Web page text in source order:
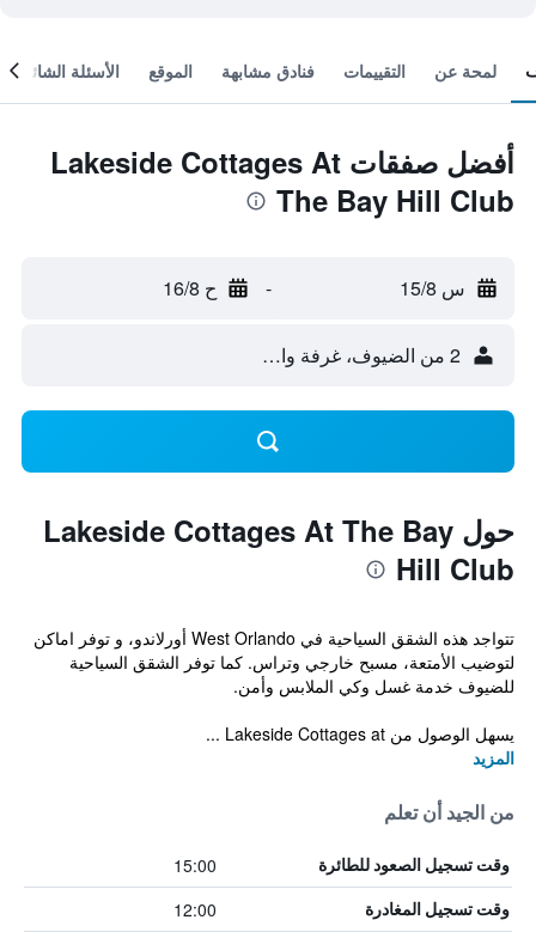
لمحة عن التقييمات فنادق مشابهة الموقع الأسئلة الشائعة
أفضل صفقات Lakeside Cottages At
The Bay Hill Club
س 15/8 - ح 16/8
2 من الضيوف، غرفة واحدة
حول Lakeside Cottages At The Bay
Hill Club
تتواجد هذه الشقق السياحية في West Orlando أورلاندو، و توفر اماكن
لتوضيب الأمتعة، مسبح خارجي وتراس. كما توفر الشقق السياحية
للضيوف خدمة غسل وكي الملابس وأمن.
يسهل الوصول من Lakeside Cottages at ...
المزيد
من الجيد أن تعلم
وقت تسجيل الصعود للطائرة 15:00
وقت تسجيل المغادرة 12:00